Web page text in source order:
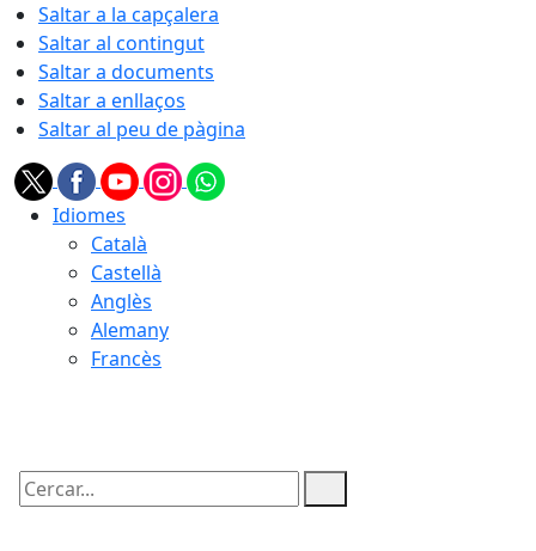
Saltar a la capçalera
Saltar al contingut
Saltar a documents
Saltar a enllaços
Saltar al peu de pàgina
Idiomes
Català
Castellà
Anglès
Alemany
Francès
Cercar: